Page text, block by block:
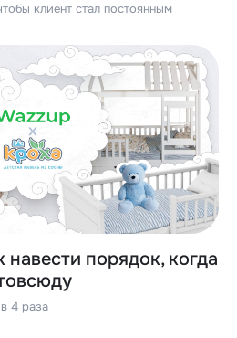
клиент стал постоянным
навести порядок, когда
4 раза